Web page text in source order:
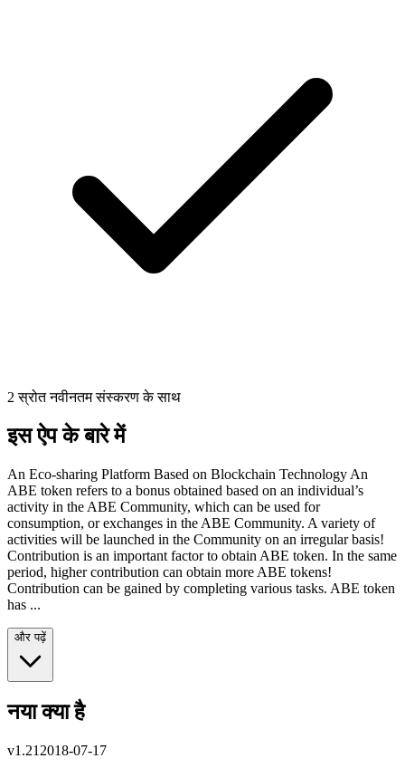
2 स्रोत नवीनतम संस्करण के साथ
इस ऐप के बारे में
An Eco-sharing Platform Based on Blockchain Technology An
ABE token refers to a bonus obtained based on an individual’s
activity in the ABE Community, which can be used for
consumption, or exchanges in the ABE Community. A variety of
activities will be launched in the Community on an irregular basis!
Contribution is an important factor to obtain ABE token. In the same
period, higher contribution can obtain more ABE tokens!
Contribution can be gained by completing various tasks. ABE token
has ...
और पढ़ें
नया क्या है
v1.21 2018-07-17